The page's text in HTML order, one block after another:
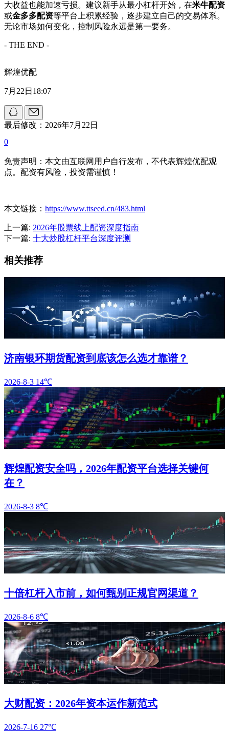
大收益也能加速亏损。建议新手从最小杠杆开始，在米牛配资
或金多多配资等平台上积累经验，逐步建立自己的交易体系。
无论市场如何变化，控制风险永远是第一要务。
- THE END -
辉煌优配
7月22日18:07
最后修改：2026年7月22日
0
免责声明：本文由互联网用户自行发布，不代表辉煌优配观
点。配资有风险，投资需谨慎！
本文链接： https://www.ttseed.cn/483.html
上一篇: 2026年股票线上配资深度指南
下一篇: 十大炒股杠杆平台深度评测
相关推荐
济南银环期货配资到底该怎么选才靠谱？
2026-8-3 14℃
辉煌配资安全吗，2026年配资平台选择关键何
在？
2026-8-3 8℃
十倍杠杆入市前，如何甄别正规官网渠道？
2026-8-6 8℃
大财配资：2026年资本运作新范式
2026-7-16 27℃